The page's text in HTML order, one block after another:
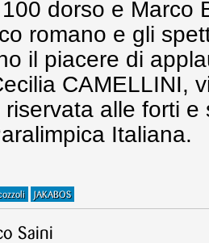
dorso e Marco
romano e gli
il piacere di
CAMELLINI,
alle forti
Italiana.
JAKABOS
Saini